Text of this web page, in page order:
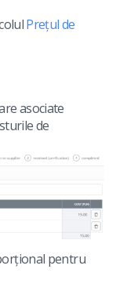
Prețul de
asociate
de
pentru